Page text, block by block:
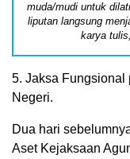
muda/mudi untuk
liputan langsung
karya
5. Jaksa Fungsional
Negeri.
Dua hari
Aset Kejaksaan